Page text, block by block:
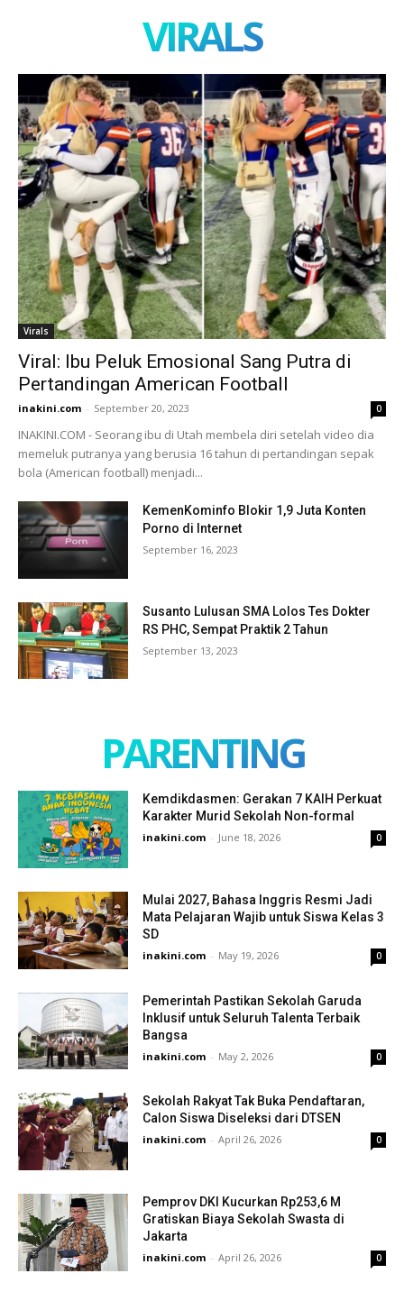
VIRALS
Virals
Viral: Ibu Peluk Emosional Sang Putra di
Pertandingan American Football
inakini.com - September 20, 2023 0
INAKINI.COM - Seorang ibu di Utah membela diri setelah video dia
memeluk putranya yang berusia 16 tahun di pertandingan sepak
bola (American football) menjadi...
KemenKominfo Blokir 1,9 Juta Konten
Porno di Internet
September 16, 2023
Susanto Lulusan SMA Lolos Tes Dokter
RS PHC, Sempat Praktik 2 Tahun
September 13, 2023
PARENTING
Kemdikdasmen: Gerakan 7 KAIH Perkuat
Karakter Murid Sekolah Non-formal
inakini.com - June 18, 2026 0
Mulai 2027, Bahasa Inggris Resmi Jadi
Mata Pelajaran Wajib untuk Siswa Kelas 3
SD
inakini.com - May 19, 2026 0
Pemerintah Pastikan Sekolah Garuda
Inklusif untuk Seluruh Talenta Terbaik
Bangsa
inakini.com - May 2, 2026 0
Sekolah Rakyat Tak Buka Pendaftaran,
Calon Siswa Diseleksi dari DTSEN
inakini.com - April 26, 2026 0
Pemprov DKI Kucurkan Rp253,6 M
Gratiskan Biaya Sekolah Swasta di
Jakarta
inakini.com - April 26, 2026 0